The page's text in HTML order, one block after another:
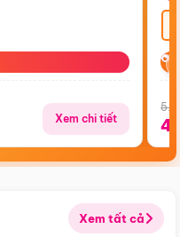
Xem chi tiết
Xem tất cả
Điểm nổi bật